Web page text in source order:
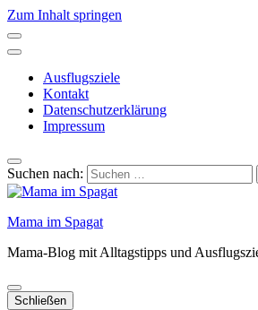
Zum Inhalt springen
Ausflugsziele
Kontakt
Datenschutzerklärung
Impressum
Suchen nach:
Mama im Spagat
Mama-Blog mit Alltagstipps und
Schließen